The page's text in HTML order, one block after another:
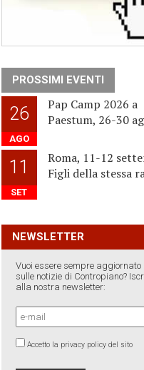
PROSSIMI EVENTI
26
AGO
Pap Camp 2026 a
Paestum, 26-30
11
SET
Roma, 11-12
Figli della stessa
NEWSLETTER
Vuoi essere sempre aggiornato
sulle notizie di Contropiano?
alla nostra newsletter:
Accetto la privacy policy del sito